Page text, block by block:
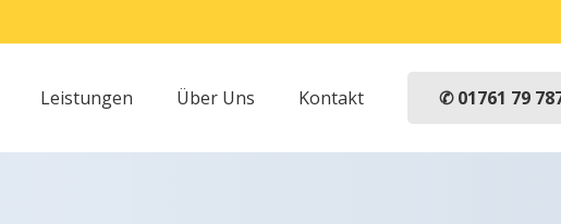
Leistungen Über Uns Kontakt ✆ 01761 79